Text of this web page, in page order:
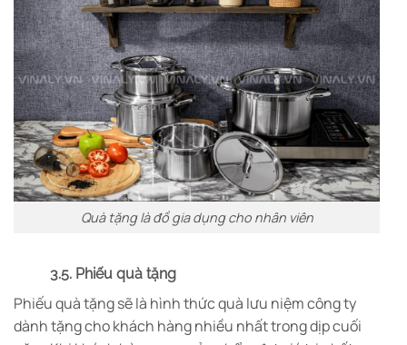
Quà tặng là đồ gia dụng cho nhân viên
3.5. Phiếu quà tặng
Phiếu quà tặng sẽ là hình thức quà lưu niệm công ty
dành tặng cho khách hàng nhiều nhất trong dịp cuối